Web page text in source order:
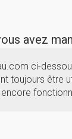
avez
ci-
toujours être